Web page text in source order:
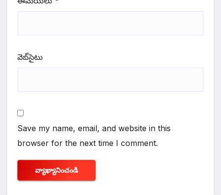
వెబ్‌సైటు
Save my name, email, and website in this
browser for the next time I comment.